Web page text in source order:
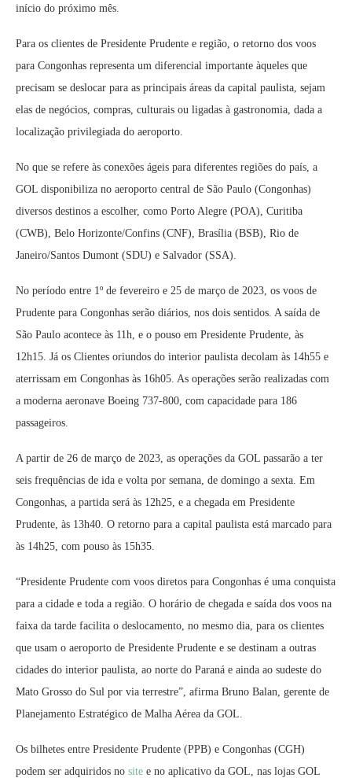
início do próximo mês.
Para os clientes de Presidente Prudente e região, o retorno dos voos
para Congonhas representa um diferencial importante àqueles que
precisam se deslocar para as principais áreas da capital paulista, sejam
elas de negócios, compras, culturais ou ligadas à gastronomia, dada a
localização privilegiada do aeroporto.
No que se refere às conexões ágeis para diferentes regiões do país, a
GOL disponibiliza no aeroporto central de São Paulo (Congonhas)
diversos destinos a escolher, como Porto Alegre (POA), Curitiba
(CWB), Belo Horizonte/Confins (CNF), Brasília (BSB), Rio de
Janeiro/Santos Dumont (SDU) e Salvador (SSA).
No período entre 1º de fevereiro e 25 de março de 2023, os voos de
Prudente para Congonhas serão diários, nos dois sentidos. A saída de
São Paulo acontece às 11h, e o pouso em Presidente Prudente, às
12h15. Já os Clientes oriundos do interior paulista decolam às 14h55 e
aterrissam em Congonhas às 16h05. As operações serão realizadas com
a moderna aeronave Boeing 737-800, com capacidade para 186
passageiros.
A partir de 26 de março de 2023, as operações da GOL passarão a ter
seis frequências de ida e volta por semana, de domingo a sexta. Em
Congonhas, a partida será às 12h25, e a chegada em Presidente
Prudente, às 13h40. O retorno para a capital paulista está marcado para
às 14h25, com pouso às 15h35.
“Presidente Prudente com voos diretos para Congonhas é uma conquista
para a cidade e toda a região. O horário de chegada e saída dos voos na
faixa da tarde facilita o deslocamento, no mesmo dia, para os clientes
que usam o aeroporto de Presidente Prudente e se destinam a outras
cidades do interior paulista, ao norte do Paraná e ainda ao sudeste do
Mato Grosso do Sul por via terrestre”, afirma Bruno Balan, gerente de
Planejamento Estratégico de Malha Aérea da GOL.
Os bilhetes entre Presidente Prudente (PPB) e Congonhas (CGH)
podem ser adquiridos no site e no aplicativo da GOL, nas lojas GOL